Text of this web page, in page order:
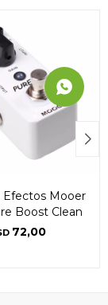
Efectos Mooer
Boost Clean
72,00